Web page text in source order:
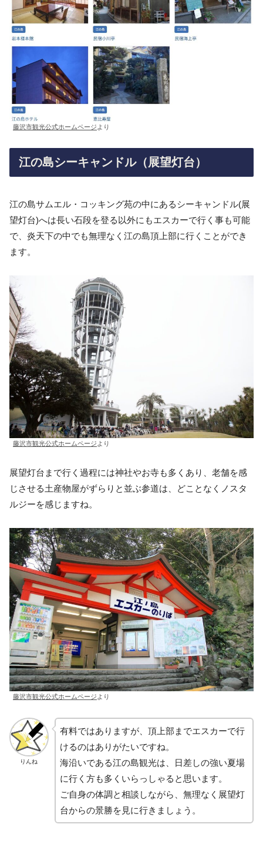
藤沢市観光公式ホームページより
江の島シーキャンドル（展望灯台）
江の島サムエル・コッキング苑の中にあるシーキャンドル(展
望灯台)へは長い石段を登る以外にもエスカーで行く事も可能
で、炎天下の中でも無理なく江の島頂上部に行くことができ
ます。
藤沢市観光公式ホームページ より
展望灯台まで行く過程には神社やお寺も多くあり、老舗を感
じさせる土産物屋がずらりと並ぶ参道は、どことなくノスタ
ルジーを感じますね。
藤沢市観光公式ホームページ より
りんね
有料ではありますが、頂上部までエスカーで行
けるのはありがたいですね。
海沿いである江の島観光は、日差しの強い夏場
に行く方も多くいらっしゃると思います。
ご自身の体調と相談しながら、無理なく展望灯
台からの景勝を見に行きましょう。